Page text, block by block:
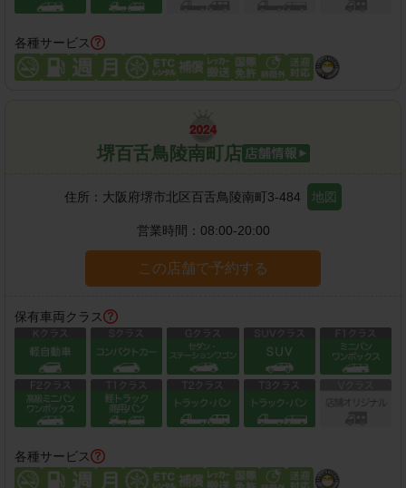
各種サービス
堺百舌鳥陵南町店
住所： 大阪府堺市北区百舌鳥陵南町3-484 地図
営業時間： 08:00-20:00
この店舗で予約する
保有車両クラス
各種サービス